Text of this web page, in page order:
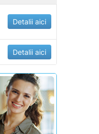
Detalii aici
Detalii aici